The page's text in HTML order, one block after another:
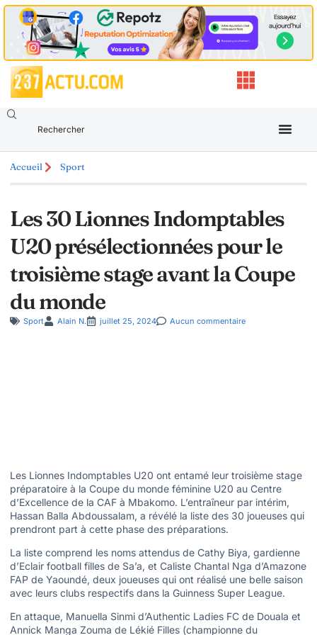
Accueil Sport
Les 30 Lionnes Indomptables
U20 présélectionnées pour le
troisième stage avant la Coupe
du monde
Sport Alain N. juillet 25, 2024 Aucun commentaire
Les Lionnes Indomptables U20 ont entamé leur troisième stage
préparatoire à la Coupe du monde féminine U20 au Centre
d’Excellence de la CAF à Mbakomo. L’entraîneur par intérim,
Hassan Balla Abdoussalam, a révélé la liste des 30 joueuses qui
prendront part à cette phase des préparations.
La liste comprend les noms attendus de Cathy Biya, gardienne
d’Eclair football filles de Sa’a, et Caliste Chantal Nga d’Amazone
FAP de Yaoundé, deux joueuses qui ont réalisé une belle saison
avec leurs clubs respectifs dans la Guinness Super League.
En attaque, Manuella Sinmi d’Authentic Ladies FC de Douala et
Annick Manga Zouma de Lékié Filles (championne du